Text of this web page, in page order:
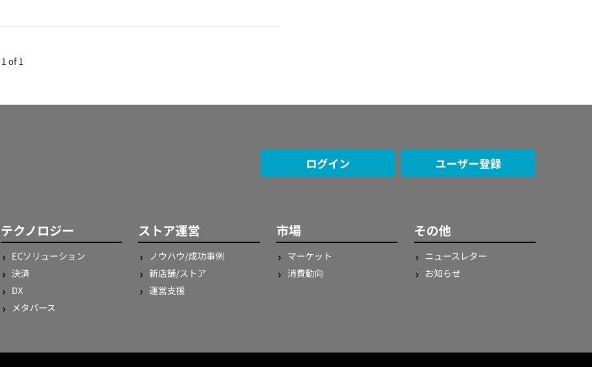
of 1
ログイン ユーザー登録
テクノロジー
ECソリューション
決済
DX
メタバース
ストア運営
ノウハウ/成功事例
新店舗/ストア
運営支援
市場
マーケット
消費動向
その他
ニュースレター
お知らせ